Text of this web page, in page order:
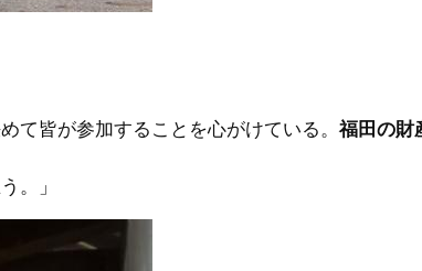
て皆が参加することを心がけている。福田の財
。」